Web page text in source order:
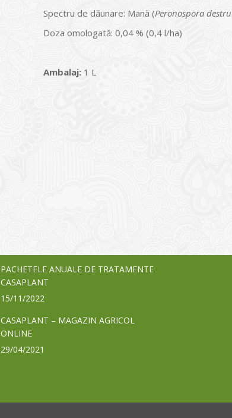
Spectru de dăunare: Mană (Peronospora
Doza omologată: 0,04 % (0,4 l/ha)
Ambalaj: 1 L
PACHETELE ANUALE DE TRATAMENTE
CASAPLANT
15/11/2022
CASAPLANT – MAGAZIN AGRICOL
ONLINE
29/04/2021